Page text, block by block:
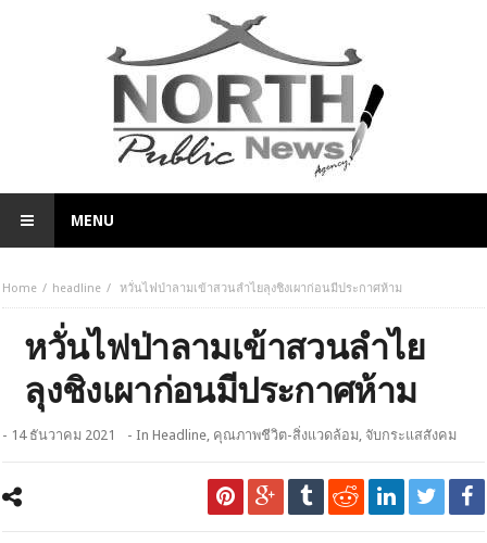
MENU
Home headline หวั่นไฟป่าลามเข้าสวนลำไยลุงชิงเผาก่อนมีประกาศห้าม
หวั่นไฟป่าลามเข้าสวนลำไย
ลุงชิงเผาก่อนมีประกาศห้าม
- 14 ธันวาคม 2021 - InHeadline, คุณภาพชีวิต-สิ่งแวดล้อม, จับกระแสสังคม